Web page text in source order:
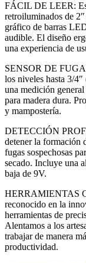
FÁCIL DE LEER:
retroiluminados de
gráfico de barras
audible. El diseño
una experiencia de
SENSOR DE
los niveles hasta 3/
una medición
para madera dura.
y mampostería.
DETECCIÓN
detener la formación
fugas sospechosas
secado. Incluye una
baja de 9V.
HERRAMIENTAS
reconocido en la
herramientas de
Alentamos a los
trabajar de manera
productividad.